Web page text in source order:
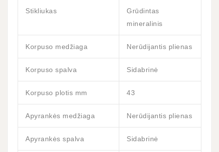
Stikliukas
Grūdintas
mineralinis
Korpuso medžiaga Nerūdijantis plienas
Korpuso spalva Sidabrinė
Korpuso plotis mm 43
Apyrankės medžiaga Nerūdijantis plienas
Apyrankės spalva Sidabrinė